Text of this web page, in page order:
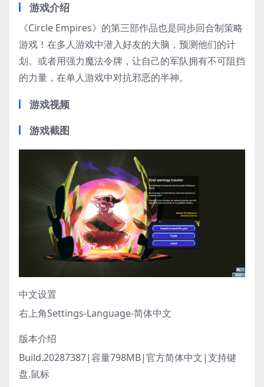
游戏介绍
《Circle Empires》的第三部作品也是同步回合制策略
游戏！在多人游戏中潜入好友的大脑，预测他们的计
划。或者用强力魔法令牌，让自己的军队拥有不可阻挡
的力量，在单人游戏中对抗邪恶的半神。
游戏视频
游戏截图
中文设置
右上角Settings-Language-简体中文
版本介绍
Build.20287387|容量798MB|官方简体中文|支持键
盘.鼠标